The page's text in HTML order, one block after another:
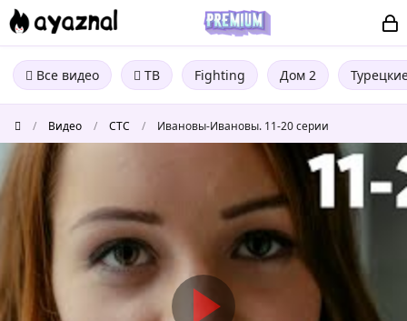
Все видео ТВ Fighting Дом 2
/ Видео / СТС / Ивановы-Ивановы. 11-20 серии
Ивановы-
Ивановы.
11-
20
серии